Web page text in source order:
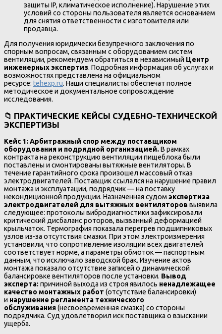
защиты IP, климатическое исполнение). Нарушение этих
условий со стороны пользователя является основанием
для снятия ответственности с изготовителя или
продавца.
Для получения юридически безупречного заключения по
спорным вопросам, связанным с оборудованием систем
вентиляции, рекомендуем обратиться в независимый Центр
инженерных экспертиз. Подробная информация об услугах и
возможностях представлена на официальном
ресурсе: tehexp.ru. Наши специалисты обеспечат полное
методическое и документальное сопровождение
исследования.
📁 ПРАКТИЧЕСКИЕ КЕЙСЫ СУДЕБНО-ТЕХНИЧЕСКОЙ
ЭКСПЕРТИЗЫ
Кейс 1: Арбитражный спор между поставщиком
оборудования и подрядной организацией.В рамках
контракта на реконструкцию вентиляции пищеблока были
поставлены и смонтированы вытяжные вентиляторы. В
течение гарантийного срока произошел массовый отказ
электродвигателей. Поставщик ссылался на нарушение правил
монтажа и эксплуатации, подрядчик — на поставку
некондиционной продукции. Назначенная судом экспертиза
электродвигателей для вытяжных вентиляторов выявила
следующее: протоколы вибродиагностики зафиксировали
критический дисбаланс роторов, вызванный деформацией
крыльчаток. Термография показала перегрев подшипниковых
узлов из-за отсутствия смазки. При этом электроизмерения
установили, что сопротивление изоляции всех двигателей
соответствует норме, а параметры обмоток — паспортным
данным, что исключало заводской брак. Изучение актов
монтажа показало отсутствие записей о динамической
балансировке вентиляторов после установки. Вывод
эксперта:причиной выхода из строя явилось ненадлежащее
качество монтажных работ (отсутствие балансировки)
и нарушение регламента технического
обслуживания(несвоевременная смазка) со стороны
подрядчика. Суд удовлетворил иск поставщика о взыскании
ущерба.